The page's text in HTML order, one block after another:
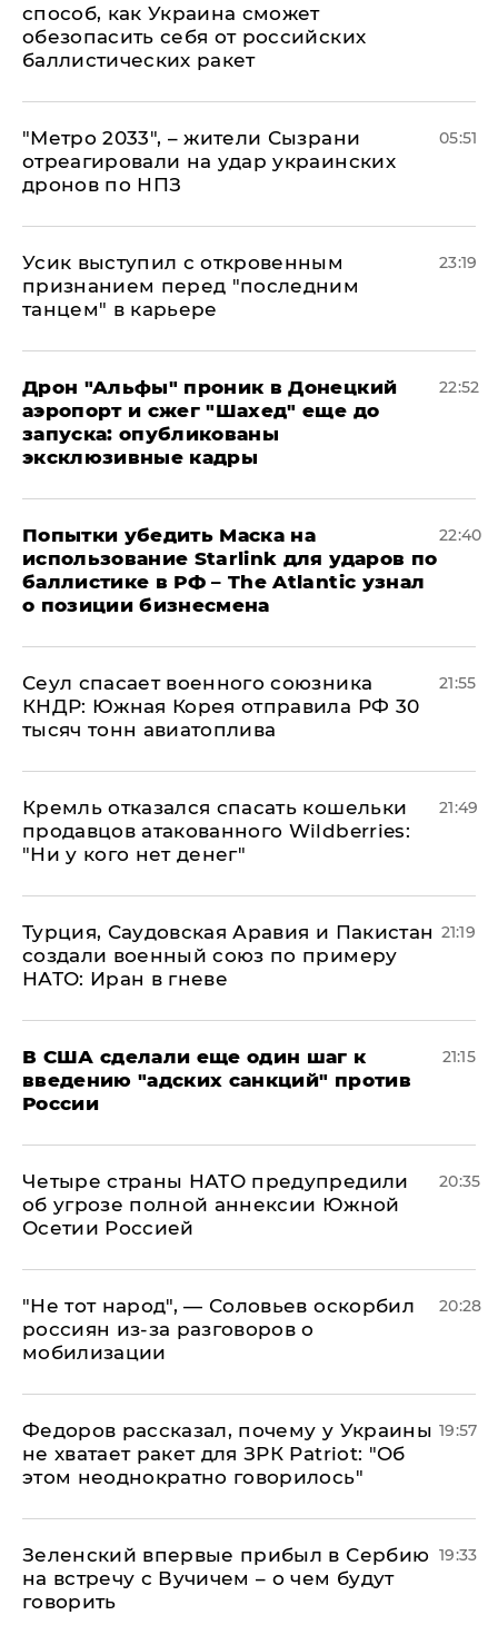
способ, как Украина сможет
обезопасить себя от российских
баллистических ракет
"Метро 2033", – жители Сызрани
отреагировали на удар украинских
дронов по НПЗ
05:51
Усик выступил с откровенным
признанием перед "последним
танцем" в карьере
23:19
Дрон "Альфы" проник в Донецкий
аэропорт и сжег "Шахед" еще до
запуска: опубликованы
эксклюзивные кадры
22:52
Попытки убедить Маска на
использование Starlink для ударов по
баллистике в РФ – The Atlantic узнал
о позиции бизнесмена
22:40
​Сеул спасает военного союзника
КНДР: Южная Корея отправила РФ 30
тысяч тонн авиатоплива
21:55
Кремль отказался спасать кошельки
продавцов атакованного Wildberries:
"Ни у кого нет денег"
21:49
Турция, Саудовская Аравия и Пакистан
создали военный союз по примеру
НАТО: Иран в гневе
21:19
В США сделали еще один шаг к
введению "адских санкций" против
России
21:15
Четыре страны НАТО предупредили
об угрозе полной аннексии Южной
Осетии Россией
20:35
​"Не тот народ", — Соловьев оскорбил
россиян из-за разговоров о
мобилизации
20:28
Федоров рассказал, почему у Украины
не хватает ракет для ЗРК Patriot: "Об
этом неоднократно говорилось"
19:57
Зеленский впервые прибыл в Сербию
на встречу с Вучичем – о чем будут
говорить
19:33